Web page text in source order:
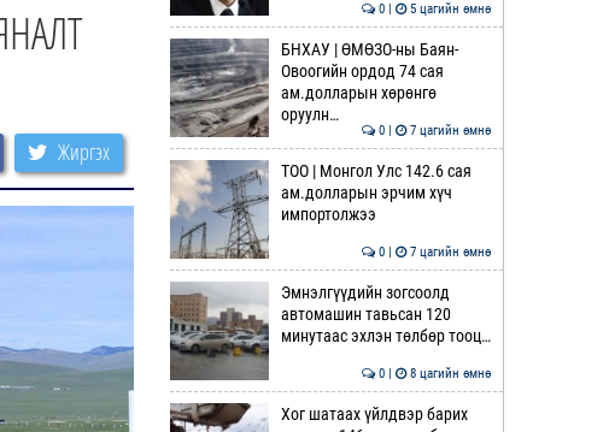
Жиргэх
0 | 5 цагийн өмнө
БНХАУ | ӨМӨЗО-ны Баян-
Овоогийн ордод 74 сая
ам.долларын хөрөнгө
оруулн…
0 | 7 цагийн өмнө
ТОО | Монгол Улс 142.6 сая
ам.долларын эрчим хүч
импортолжээ
0 | 7 цагийн өмнө
Эмнэлгүүдийн зогсоолд
автомашин тавьсан 120
минутаас эхлэн төлбөр тооц…
0 | 8 цагийн өмнө
Хог шатаах үйлдвэр барих